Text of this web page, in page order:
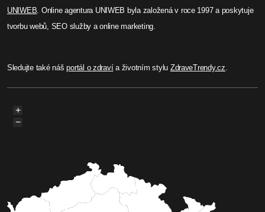
UNIWEB. Online agentura UNIWEB byla založená v roce 1997 a poskytuje
tvorbu webů, SEO služby a online marketing.
Sledujte také nášportál o zdravía životním stylu ZdraveTrendy.cz.
+
−